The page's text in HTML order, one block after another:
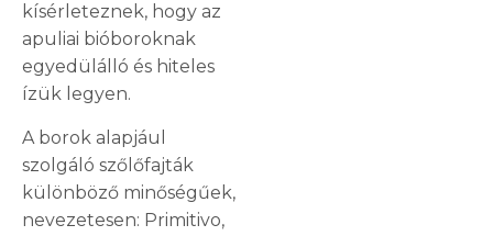
kísérleteznek, hogy az
apuliai bióboroknak
egyedülálló és hiteles
ízük legyen.
A borok alapjául
szolgáló szőlőfajták
különböző minőségűek,
nevezetesen: Primitivo,